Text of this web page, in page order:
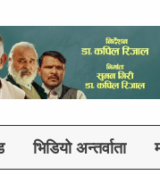
भिडियो अन्तर्वाता